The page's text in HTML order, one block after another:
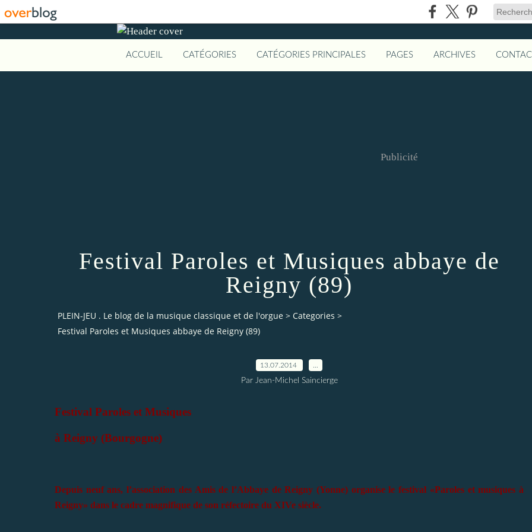
ACCUEIL CATÉGORIES CATÉGORIES PRINCIPALES PAGES ARCHIVES
Publicité
Festival Paroles et Musiques abbaye de
Reigny (89)
PLEIN-JEU . Le blog de la musique classique et de l'orgue > Categories >
Festival Paroles et Musiques abbaye de Reigny (89)
13.07.2014
Par Jean-Michel Saincierge
Festival Paroles et Musiques
à Reigny (Bourgogne)
Depuis neuf ans, l’association des Amis de l’Abbaye de Reigny (Yonne) organise le festival «Paroles et musiques à
Reigny» dans le cadre magnifique de son réfectoire du XIVe siècle.